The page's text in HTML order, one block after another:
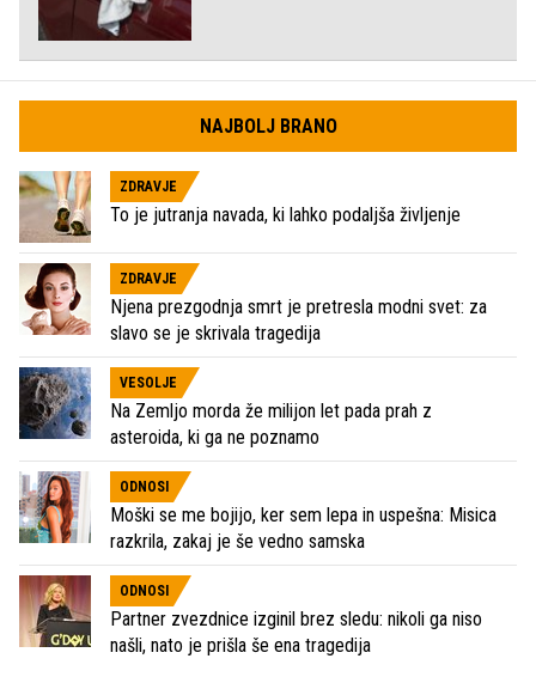
NAJBOLJ BRANO
ZDRAVJE
To je jutranja navada, ki lahko podaljša življenje
ZDRAVJE
Njena prezgodnja smrt je pretresla modni svet: za
slavo se je skrivala tragedija
VESOLJE
Na Zemljo morda že milijon let pada prah z
asteroida, ki ga ne poznamo
ODNOSI
Moški se me bojijo, ker sem lepa in uspešna: Misica
razkrila, zakaj je še vedno samska
ODNOSI
Partner zvezdnice izginil brez sledu: nikoli ga niso
našli, nato je prišla še ena tragedija